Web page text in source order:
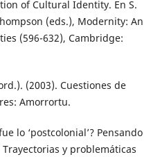
of Cultural Identity. En S.
(eds.), Modernity: An
(596-632), Cambridge:
(2003). Cuestiones de
Amorrortu.
lo ‘postcolonial’? Pensando
y problemáticas